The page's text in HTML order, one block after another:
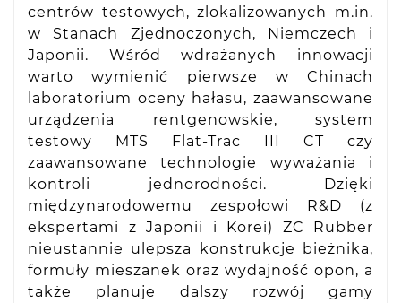
centrów testowych, zlokalizowanych m.in.
w Stanach Zjednoczonych, Niemczech i
Japonii. Wśród wdrażanych innowacji
warto wymienić pierwsze w Chinach
laboratorium oceny hałasu, zaawansowane
urządzenia rentgenowskie, system
testowy MTS Flat-Trac III CT czy
zaawansowane technologie wyważania i
kontroli jednorodności. Dzięki
międzynarodowemu zespołowi R&D (z
ekspertami z Japonii i Korei) ZC Rubber
nieustannie ulepsza konstrukcje bieżnika,
formuły mieszanek oraz wydajność opon, a
także planuje dalszy rozwój gamy